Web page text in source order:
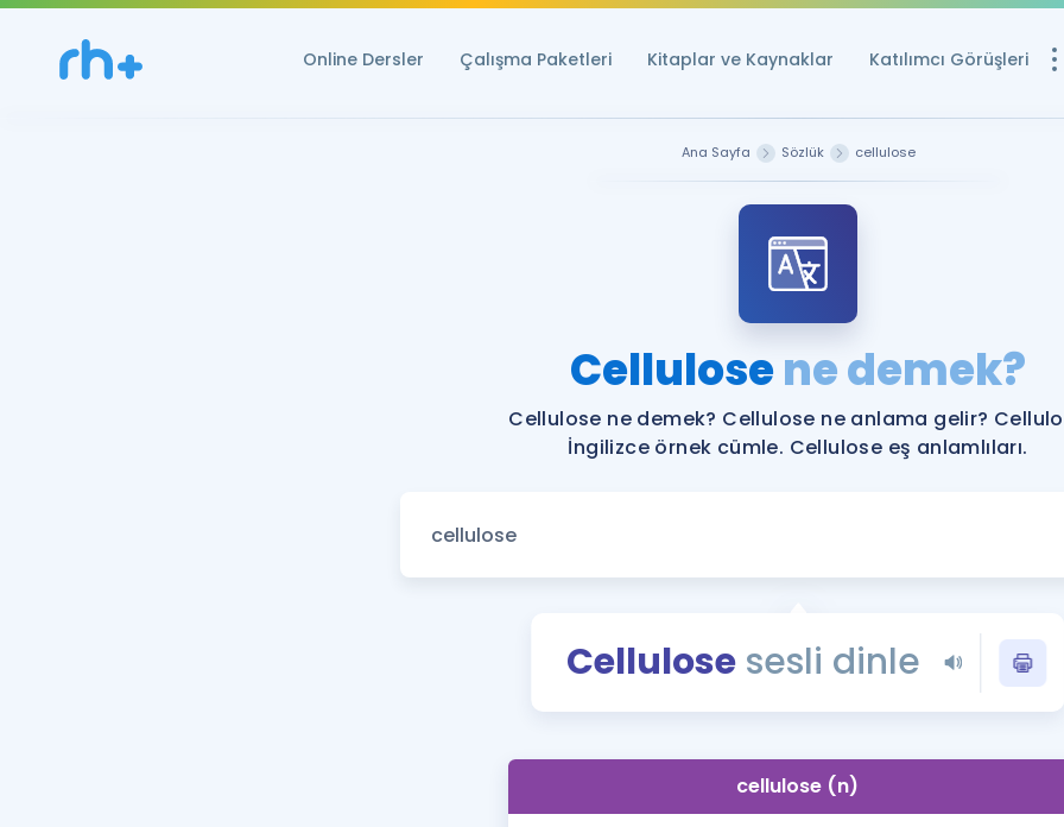
Online Dersler Çalışma Paketleri Kitaplar ve Kaynaklar Katılımcı Görüşleri
YDS ve YÖKDİL
YDS ve YÖKDİL'e
Tüm ÖSYM
YDS - YÖKDİL
İngilizce Gramer
Ana Sayfa Sözlük cellulose
Cellulosene demek?
Cellulose ne demek? Cellulose ne anlama gelir?
İngilizce örnek cümle. Cellulose eş anlamlıları.
Cellulose sesli dinle
cellulose (n)